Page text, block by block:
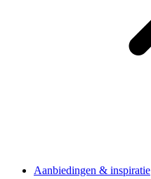
Aanbiedingen & inspiratie